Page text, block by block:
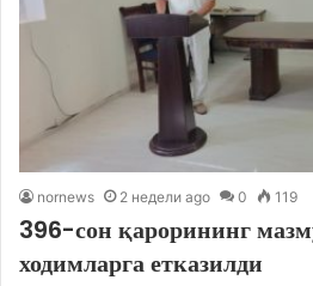
nornews 2 недели ago 0 119
396-сон қарорининг
ходимларга етказилди